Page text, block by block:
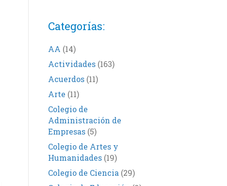
Categorías:
AA (14)
Actividades(163)
Acuerdos(11)
Arte (11)
Colegio de
Administración de
Empresas(5)
Colegio de Artes y
Humanidades(19)
Colegio de Ciencia (29)